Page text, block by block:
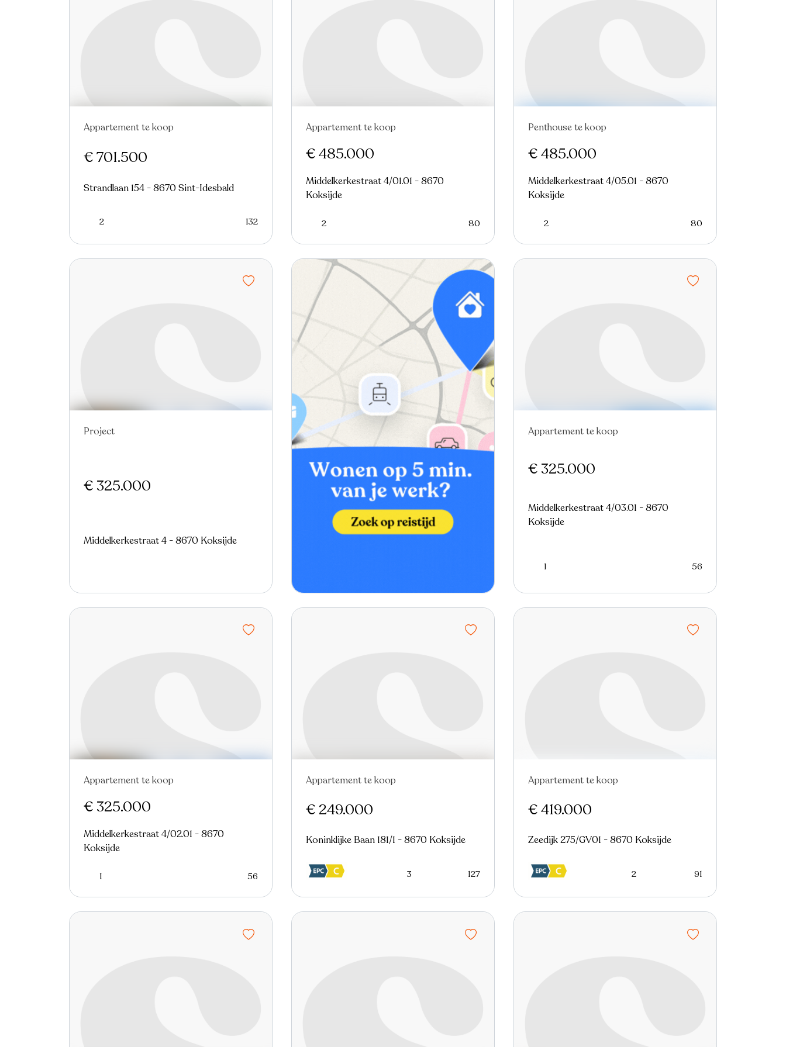
Nieuw
Appartement te koop
€ 701.500
Strandlaan 154 - 8670 Sint-Idesbald
2 132
Nieuw
Appartement te koop
€ 485.000
Middelkerkestraat 4/01.01 - 8670
Koksijde
2 80
Nieuw
Penthouse te koop
€ 485.000
Middelkerkestraat 4/05.01 - 8670
Koksijde
2 80
Nieuw
Project
€ 325.000
Middelkerkestraat 4 - 8670 Koksijde
Nieuw
Appartement te koop
€ 325.000
Middelkerkestraat 4/03.01 - 8670
Koksijde
1 56
Nieuw
Appartement te koop
€ 325.000
Middelkerkestraat 4/02.01 - 8670
Koksijde
1 56
Nieuw
Appartement te koop
€ 249.000
Koninklijke Baan 181/1 - 8670 Koksijde
3 127
Nieuw
Appartement te koop
€ 419.000
Zeedijk 275/GV01 - 8670 Koksijde
2 91